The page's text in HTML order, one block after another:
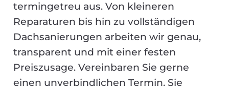
termingetreu aus. Von kleineren
Reparaturen bis hin zu vollständigen
Dachsanierungen arbeiten wir genau,
transparent und mit einer festen
Preiszusage. Vereinbaren Sie gerne
einen unverbindlichen Termin. Sie